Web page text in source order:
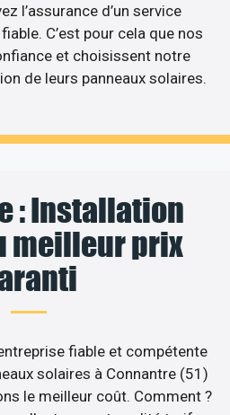
l’assurance d’un service
C’est pour cela que nos
et choisissent notre
de leurs panneaux solaires.
: Installation
meilleur prix
fiable et compétente
solaires à Connantre (51)
le meilleur coût. Comment ?